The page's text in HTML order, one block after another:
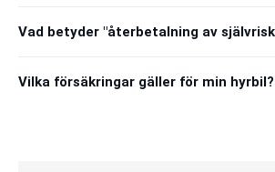
Vad betyder "återbetalning av
Vilka försäkringar gäller för min hyrbil?